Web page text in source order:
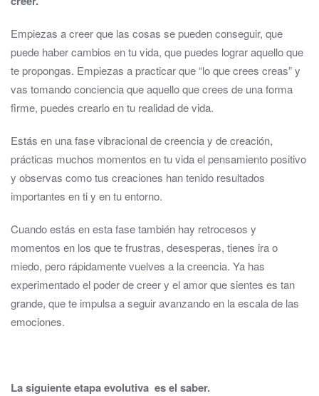
Empiezas a creer que las cosas se pueden conseguir, que
puede haber cambios en tu vida, que puedes lograr aquello que
te propongas. Empiezas a practicar que “lo que crees creas” y
vas tomando conciencia que aquello que crees de una forma
firme, puedes crearlo en tu realidad de vida.
Estás en una fase vibracional de creencia y de creación,
prácticas muchos momentos en tu vida el pensamiento positivo
y observas como tus creaciones han tenido resultados
importantes en ti y en tu entorno.
Cuando estás en esta fase también hay retrocesos y
momentos en los que te frustras, desesperas, tienes ira o
miedo, pero rápidamente vuelves a la creencia. Ya has
experimentado el poder de creer y el amor que sientes es tan
grande, que te impulsa a seguir avanzando en la escala de las
emociones.
La siguiente etapa evolutiva es el saber.